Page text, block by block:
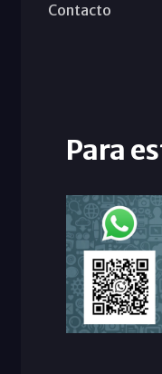
Contacto
Para